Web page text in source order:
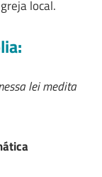
local.
lei medita